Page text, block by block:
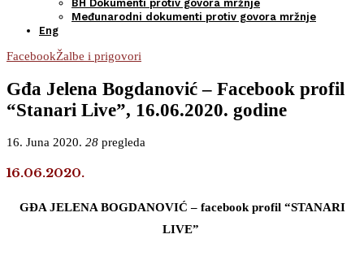
BH Dokumenti protiv govora mržnje
Međunarodni dokumenti protiv govora mržnje
Eng
FacebookŽalbe i prigovori
Gđa Jelena Bogdanović – Facebook profil
“Stanari Live”, 16.06.2020. godine
16. Juna 2020. 28 pregleda
16.06.2020.
GĐA JELENA BOGDANOVIĆ – facebook profil “STANARI
LIVE”